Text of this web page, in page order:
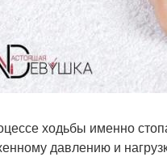
ходьбы именно
давлению и